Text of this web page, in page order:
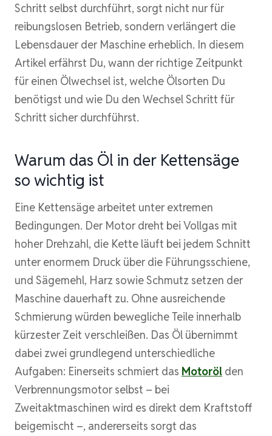
Schritt selbst durchführt, sorgt nicht nur für
reibungslosen Betrieb, sondern verlängert die
Lebensdauer der Maschine erheblich. In diesem
Artikel erfährst Du, wann der richtige Zeitpunkt
für einen Ölwechsel ist, welche Ölsorten Du
benötigst und wie Du den Wechsel Schritt für
Schritt sicher durchführst.
Warum das Öl in der Kettensäge
so wichtig ist
Eine Kettensäge arbeitet unter extremen
Bedingungen. Der Motor dreht bei Vollgas mit
hoher Drehzahl, die Kette läuft bei jedem Schnitt
unter enormem Druck über die Führungsschiene,
und Sägemehl, Harz sowie Schmutz setzen der
Maschine dauerhaft zu. Ohne ausreichende
Schmierung würden bewegliche Teile innerhalb
kürzester Zeit verschleißen. Das Öl übernimmt
dabei zwei grundlegend unterschiedliche
Aufgaben: Einerseits schmiert das Motoröl den
Verbrennungsmotor selbst – bei
Zweitaktmaschinen wird es direkt dem Kraftstoff
beigemischt –, andererseits sorgt das